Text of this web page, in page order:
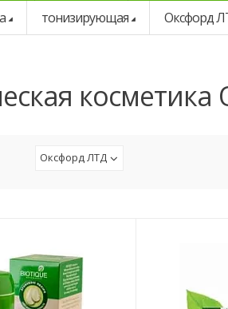
тонизирующая Оксфорд
Оксфорд ЛТД